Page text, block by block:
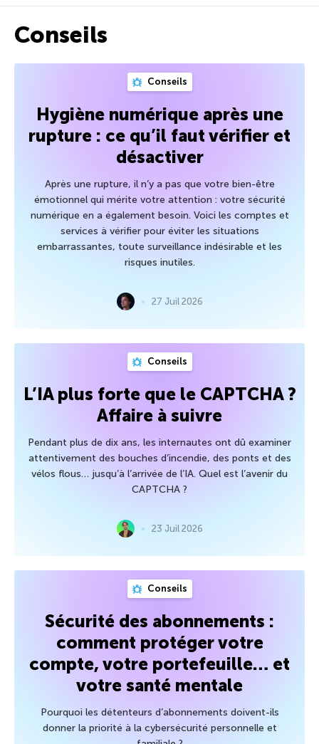
Conseils
Conseils
Hygiène numérique après une
rupture : ce qu’il faut vérifier et
désactiver
Après une rupture, il n’y a pas que votre bien-être
émotionnel qui mérite votre attention : votre sécurité
numérique en a également besoin. Voici les comptes et
services à vérifier pour éviter les situations
embarrassantes, toute surveillance indésirable et les
risques inutiles.
27 Juil 2026
Conseils
L’IA plus forte que le CAPTCHA ?
Affaire à suivre
Pendant plus de dix ans, les internautes ont dû examiner
attentivement des bouches d’incendie, des ponts et des
vélos flous… jusqu’à l’arrivée de l’IA. Quel est l’avenir du
CAPTCHA ?
23 Juil 2026
Conseils
Sécurité des abonnements :
comment protéger votre
compte, votre portefeuille… et
votre santé mentale
Pourquoi les détenteurs d’abonnements doivent-ils
donner la priorité à la cybersécurité personnelle et